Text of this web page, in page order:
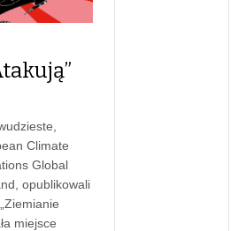
Climate
Global
opublikowali
miejsce